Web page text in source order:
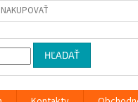
HĽADAŤ